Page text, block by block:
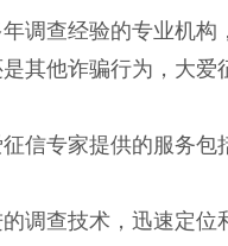
调查经验的专业机
其他诈骗行为，大爱
信专家提供的服务包
调查技术，迅速定位